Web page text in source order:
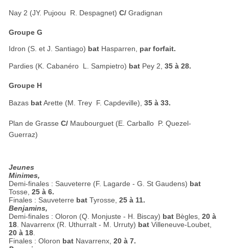
Nay 2 (JY. Pujoou  R. Despagnet)C/ Gradignan
Groupe G
Idron (S. et J. Santiago) bat Hasparren, par forfait.
Pardies (K. Cabanéro  L. Sampietro) bat Pey 2,35 à 28.
Groupe H
Bazas batArette (M. Trey  F. Capdeville) ,35 à 33.
Plan de GrasseC/ Maubourguet (E. Carballo  P. Quezel-
Guerraz)
Jeunes
Minimes,
Demi-finales : Sauveterre (F. Lagarde - G. St Gaudens) bat
Tosse,25 à 6.
Finales : Sauveterre batTyrosse,25 à 11.
Benjamins,
Demi-finales : Oloron (Q. Monjuste - H. Biscay) bat Bègles,20 à
18 . Navarrenx (R. Uthurralt - M. Urruty) batVilleneuve-Loubet,
20 à 18
Finales : Oloron bat Navarrenx,20 à 7.